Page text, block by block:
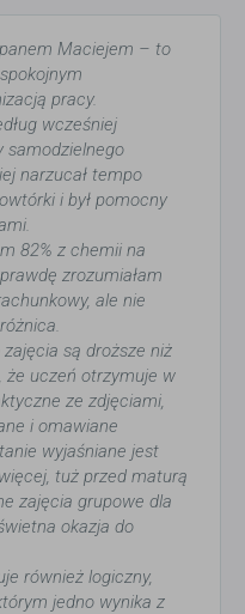
Maciejem – to
pracy.
wcześniej
samodzielnego
narzucał tempo
i był pomocny
82% z chemii na
zrozumiałam
ale nie
są droższe niż
że uczeń otrzymuje w
ze zdjęciami,
i omawiane
wyjaśniane jest
tuż przed maturą
zajęcia grupowe dla
okazja do
również logiczny,
jedno wynika z